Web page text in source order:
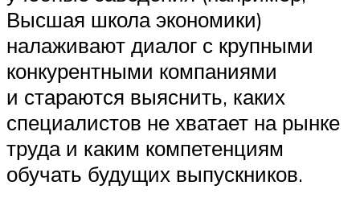
Высшая школа экономики)
налаживают диалог с крупными
конкурентными компаниями
и стараются выяснить, каких
специалистов не хватает на рынке
труда и каким компетенциям
обучать будущих выпускников.